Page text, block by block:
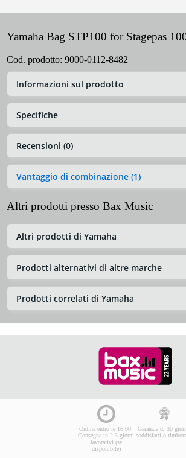
Yamaha Bag STP100 for Stagepas
Cod. prodotto: 9000-0112-8482
Informazioni sul prodotto
Specifiche
Recensioni (0)
Vantaggio di combinazione (1)
Altri prodotti presso Bax Music
Altri prodotti di Yamaha
Prodotti alternativi di altre marche
Prodotti correlati di Yamaha
Ordina entro le 16:00:
Consegna in 2-3 giorni
lavorativi (se
disponibile)
Garanzia di 30
soddisfatti o